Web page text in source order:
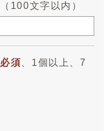
（100文字以内）
必須 、1個以上、7